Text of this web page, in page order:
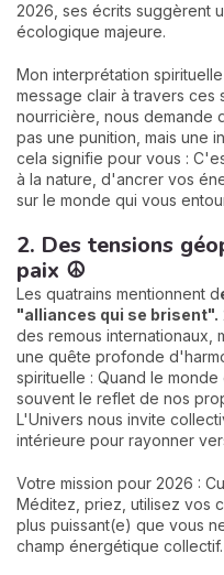
2026, ses écrits suggèrent
écologique majeure.
Mon interprétation
message clair à travers ces
nourricière, nous demande
pas une punition, mais une
cela signifie pour vous :
à la nature, d'ancrer vos
sur le monde qui vous
2. Des tensions
paix ☮️
Les quatrains mentionnent d
"alliances qui se brisent".
des remous internationaux,
une quête profonde
spirituelle : Quand le
souvent le reflet de nos
L'Univers nous invite
intérieure pour rayonner
Votre mission pour 2026 :
Méditez, priez, utilisez vos
plus puissant(e) que vous
champ énergétique collectif.